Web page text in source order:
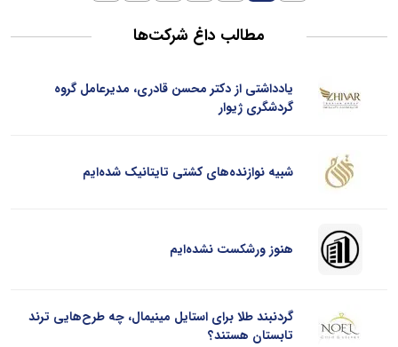
مطالب داغ شرکت‌ها
یادداشتی از دکتر محسن قادری، مدیرعامل گروه
گردشگری ژیوار
شبیه نوازنده‌های کشتی تایتانیک شده‌ایم
هنوز ورشکست نشده‌ایم
گردنبند طلا برای استایل مینیمال، چه طرح‌هایی ترند
تابستان هستند؟